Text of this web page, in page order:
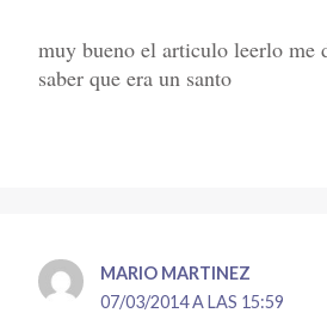
muy bueno el articulo leerlo me
saber que era un santo
MARIO MARTINEZ
07/03/2014 A LAS 15:59